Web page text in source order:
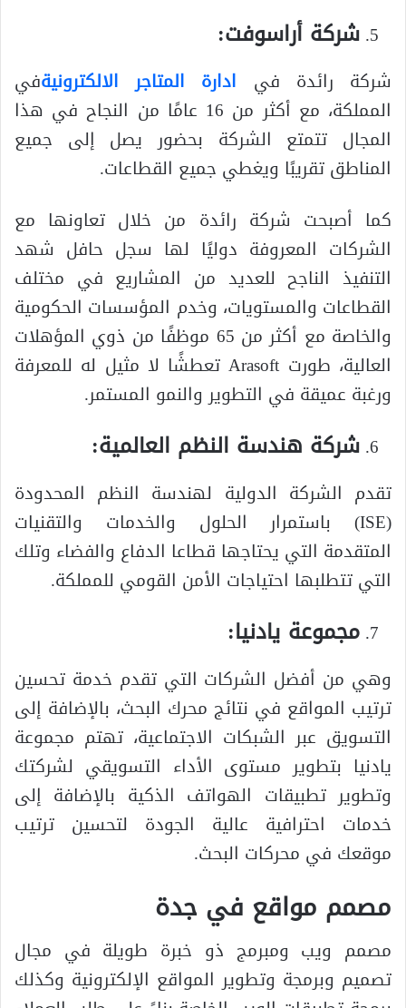
شركة أراسوفت:
شركة رائدة في ادارة المتاجر الالكترونيةفي
المملكة، مع أكثر من 16 عامًا من النجاح في هذا
المجال تتمتع الشركة بحضور يصل إلى جميع
المناطق تقريبًا ويغطي جميع القطاعات.
كما أصبحت شركة رائدة من خلال تعاونها مع
الشركات المعروفة دوليًا لها سجل حافل شهد
التنفيذ الناجح للعديد من المشاريع في مختلف
القطاعات والمستويات، وخدم المؤسسات الحكومية
والخاصة مع أكثر من 65 موظفًا من ذوي المؤهلات
العالية، طورت Arasoft تعطشًا لا مثيل له للمعرفة
ورغبة عميقة في التطوير والنمو المستمر.
شركة هندسة النظم العالمية:
تقدم الشركة الدولية لهندسة النظم المحدودة
(ISE) باستمرار الحلول والخدمات والتقنيات
المتقدمة التي يحتاجها قطاعا الدفاع والفضاء وتلك
التي تتطلبها احتياجات الأمن القومي للمملكة.
مجموعة يادنيا:
وهي من أفضل الشركات التي تقدم خدمة تحسين
ترتيب المواقع في نتائج محرك البحث، بالإضافة إلى
التسويق عبر الشبكات الاجتماعية، تهتم مجموعة
يادنيا بتطوير مستوى الأداء التسويقي لشركتك
وتطوير تطبيقات الهواتف الذكية بالإضافة إلى
خدمات احترافية عالية الجودة لتحسين ترتيب
موقعك في محركات البحث.
مصمم مواقع في جدة
مصمم ويب ومبرمج ذو خبرة طويلة في مجال
تصميم وبرمجة وتطوير المواقع الإلكترونية وكذلك